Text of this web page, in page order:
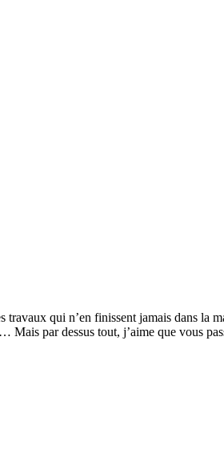
qui n’en finissent jamais dans la
par dessus tout, j’aime que vous